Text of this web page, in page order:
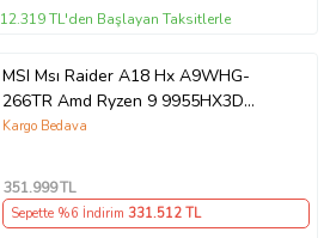
12.319 TL'den Başlayan Taksitlerle
MSI Msı Raider A18 Hx A9WHG-
266TR Amd Ryzen 9 9955HX3D
64GB Ram Ddr5 2tb SSD Rtx 5070
Windows 11 Pro K42
Kargo Bedava
351.999TL
Sepette %6 İndirim 331.512TL